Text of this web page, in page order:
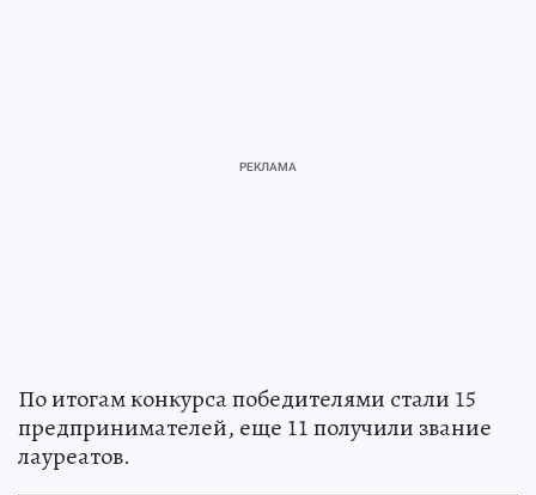
По итогам конкурса победителями стали 15
предпринимателей, еще 11 получили звание
лауреатов.